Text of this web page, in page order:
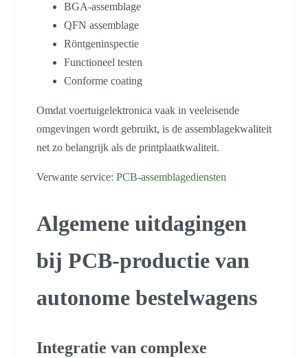
BGA-assemblage
QFN assemblage
Röntgeninspectie
Functioneel testen
Conforme coating
Omdat voertuigelektronica vaak in veeleisende
omgevingen wordt gebruikt, is de assemblagekwaliteit
net zo belangrijk als de printplaatkwaliteit.
Verwante service: PCB-assemblagediensten
Algemene uitdagingen
bij PCB-productie van
autonome bestelwagens
Integratie van complexe